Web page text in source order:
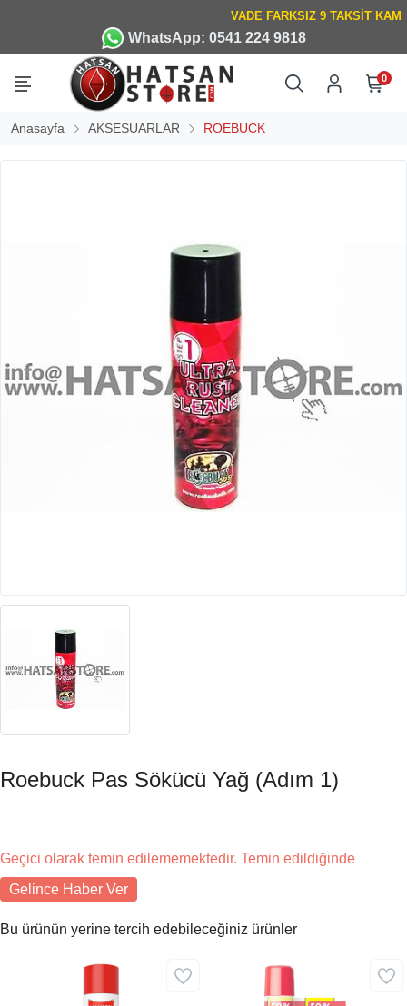
WhatsApp: 0541 224 9818
0
Anasayfa AKSESUARLAR ROEBUCK
Roebuck Pas Sökücü Yağ (Adım 1)
Geçici olarak temin edilememektedir. Temin edildiğinde
Gelince Haber Ver
Bu ürünün yerine tercih edebileceğiniz ürünler